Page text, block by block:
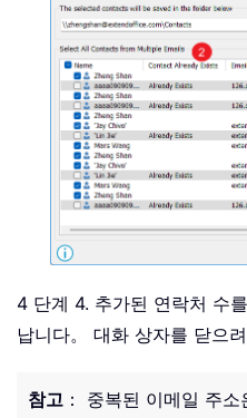
4 단계 4. 추가된 연락처 수
납니다。 대화 상자를 닫으
참고 ： 중복된 이메일 주